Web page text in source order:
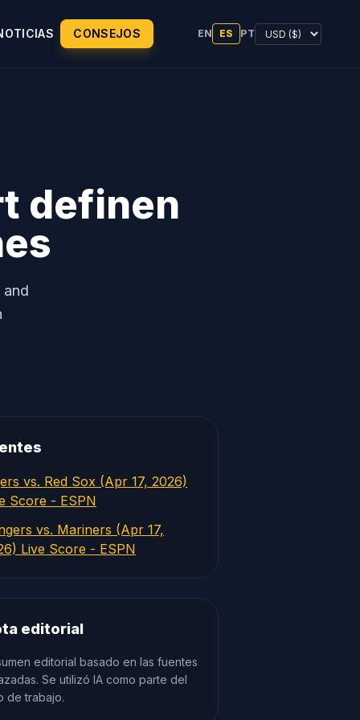
CONSEJOS EN ES PT
definen
vs. Red Sox (Apr 17, 2026)
Score - ESPN
vs. Mariners (Apr 17,
Live Score - ESPN
editorial
editorial basado en las fuentes
Se utilizó IA como parte del
de trabajo.